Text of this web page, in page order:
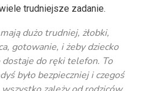
trudniejsze zadanie.
dużo trudniej, żłobki,
gotowanie, i żeby dziecko
dostaje do ręki telefon. To
było bezpieczniej i czegoś